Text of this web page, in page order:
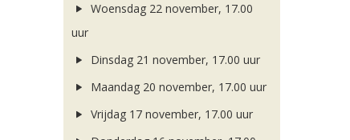
Woensdag 22 november, 17.00
uur
Dinsdag 21 november, 17.00 uur
Maandag 20 november, 17.00 uur
Vrijdag 17 november, 17.00 uur